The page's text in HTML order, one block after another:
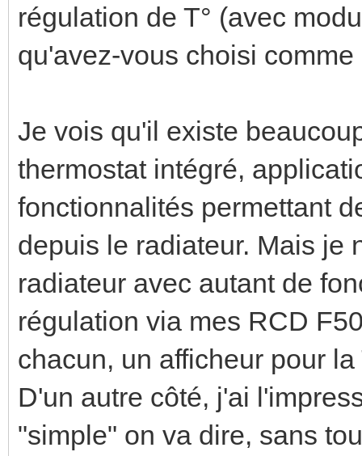
régulation de T° (avec
qu'avez-vous choisi
Je vois qu'il existe
thermostat intégré,
fonctionnalités permettant
depuis le radiateur. Mais je
radiateur avec autant de
régulation via mes RCD
chacun, un afficheur pour la
D'un autre côté, j'ai
"simple" on va dire, sans